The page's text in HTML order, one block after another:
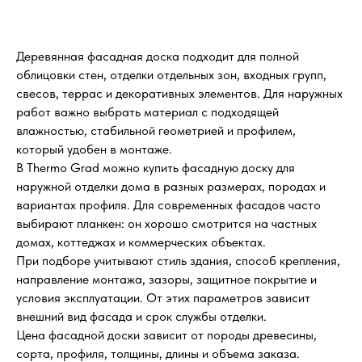
Деревянная фасадная доска подходит для полной
облицовки стен, отделки отдельных зон, входных групп,
свесов, террас и декоративных элементов. Для наружных
работ важно выбрать материал с подходящей
влажностью, стабильной геометрией и профилем,
который удобен в монтаже.
В Thermo Grad можно купить фасадную доску для
наружной отделки дома в разных размерах, породах и
вариантах профиля. Для современных фасадов часто
выбирают планкен: он хорошо смотрится на частных
домах, коттеджах и коммерческих объектах.
При подборе учитывают стиль здания, способ крепления,
направление монтажа, зазоры, защитное покрытие и
условия эксплуатации. От этих параметров зависит
внешний вид фасада и срок службы отделки.
Цена фасадной доски зависит от породы древесины,
сорта, профиля, толщины, длины и объема заказа.